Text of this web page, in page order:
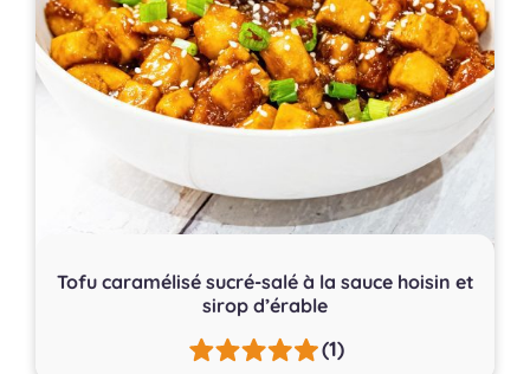
Tofu caramélisé sucré-salé à la sauce hoisin et
sirop d’érable
(1)